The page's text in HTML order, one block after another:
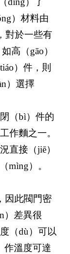
）材料由
對於一些有
高（gāo）
）件，則
）選擇
（bì）件的
作麵之一。
直接（jiē）
mìng）。
因此閥門密
）差異很
（dù）可以
溫度可達